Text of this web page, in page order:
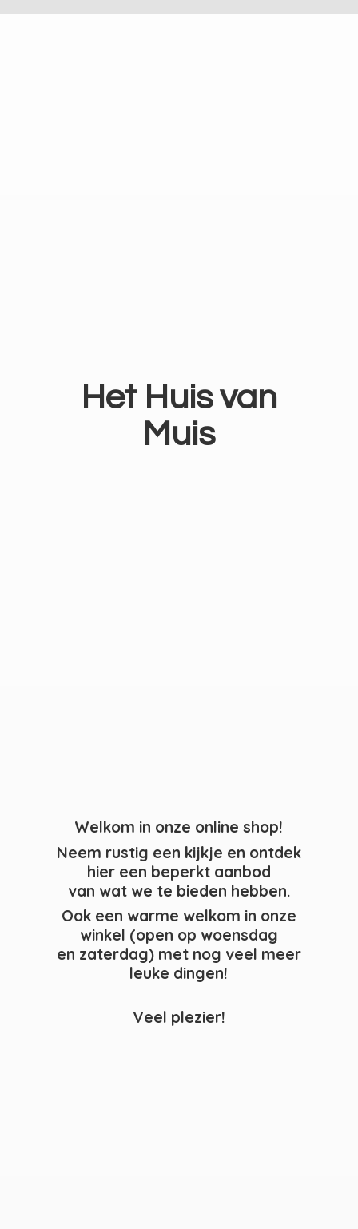
Het Huisvan
Muis
Welkom in onze online shop!
Neem rustig een kijkje en ontdek
hier een beperkt aanbod
van wat we te bieden hebben.
Ook een warme welkom in onze
winkel (open op woensdag
en zaterdag) met nog veel meer
leuke dingen!
Veel plezier!